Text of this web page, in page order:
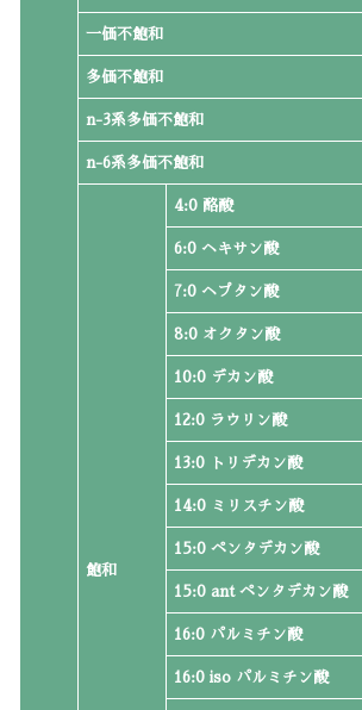
一価不飽和
多価不飽和
n-3系多価不飽和
n-6系多価不飽和
飽和
4:0 酪酸
6:0 ヘキサン酸
7:0 ヘプタン酸
8:0 オクタン酸
10:0 デカン酸
12:0 ラウリン酸
13:0 トリデカン酸
14:0 ミリスチン酸
15:0 ペンタデカン酸
15:0 ant ペンタデカン酸
16:0 パルミチン酸
16:0 iso パルミチン酸